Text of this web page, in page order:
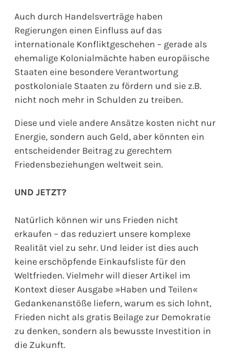
Auch durch Handelsverträge haben
Regierungen einen Einfluss auf das
internationale Konfliktgeschehen – gerade als
ehemalige Kolonialmächte haben europäische
Staaten eine besondere Verantwortung
postkoloniale Staaten zu fördern und sie z.B.
nicht noch mehr in Schulden zu treiben.
Diese und viele andere Ansätze kosten nicht nur
Energie, sondern auch Geld, aber könnten ein
entscheidender Beitrag zu gerechtem
Friedensbeziehungen weltweit sein.
UND JETZT?
Natürlich können wir uns Frieden nicht
erkaufen – das reduziert unsere komplexe
Realität viel zu sehr. Und leider ist dies auch
keine erschöpfende Einkaufsliste für den
Weltfrieden. Vielmehr will dieser Artikel im
Kontext dieser Ausgabe »Haben und Teilen«
Gedankenanstöße liefern, warum es sich lohnt,
Frieden nicht als gratis Beilage zur Demokratie
zu denken, sondern als bewusste Investition in
die Zukunft.